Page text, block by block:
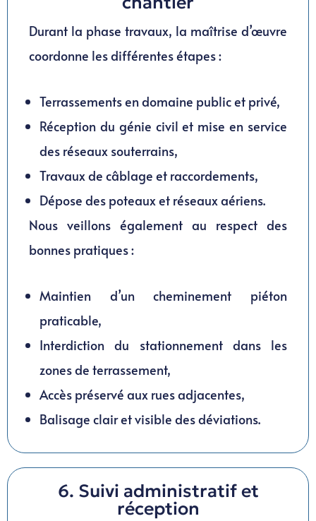
Durant la phase travaux, la maîtrise d’œuvre
coordonne les différentes étapes :
Terrassements en domaine public et privé,
Réception du génie civil et mise en service
des réseaux souterrains,
Travaux de câblage et raccordements,
Dépose des poteaux et réseaux aériens.
Nous veillons également au respect des
bonnes pratiques :
Maintien d’un cheminement piéton
praticable,
Interdiction du stationnement dans les
zones de terrassement,
Accès préservé aux rues adjacentes,
Balisage clair et visible des déviations.
6. Suivi administratif et
réception